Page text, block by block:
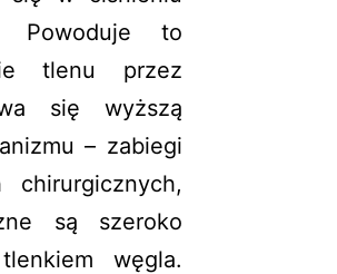
Powoduje to
tlenu przez
się wyższą
– zabiegi
są szeroko
węgla.